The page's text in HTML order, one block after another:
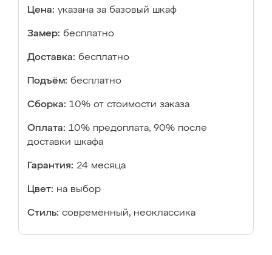
Цена: указана за базовый шкаф
Замер: бесплатно
Доставка: бесплатно
Подъём: бесплатно
Сборка: 10% от стоимости заказа
Оплата: 10% предоплата, 90% после
доставки шкафа
Гарантия: 24 месяца
Цвет: на выбор
Стиль: современный, неоклассика